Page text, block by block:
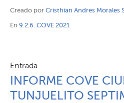
Creado por Cristhian Andres Morales
En 9.2.6. COVE 2021
Entrada
INFORME COVE
TUNJUELITO